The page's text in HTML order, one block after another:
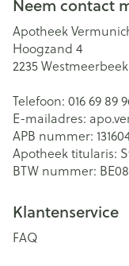
Neem contact
Apotheek
Hoogzand 4
2235Westmeerbeek
Telefoon: 016 69 89
E-mailadres:
APB nummer:
Apotheek titularis:
BTW nummer:
Klantenservice
FAQ